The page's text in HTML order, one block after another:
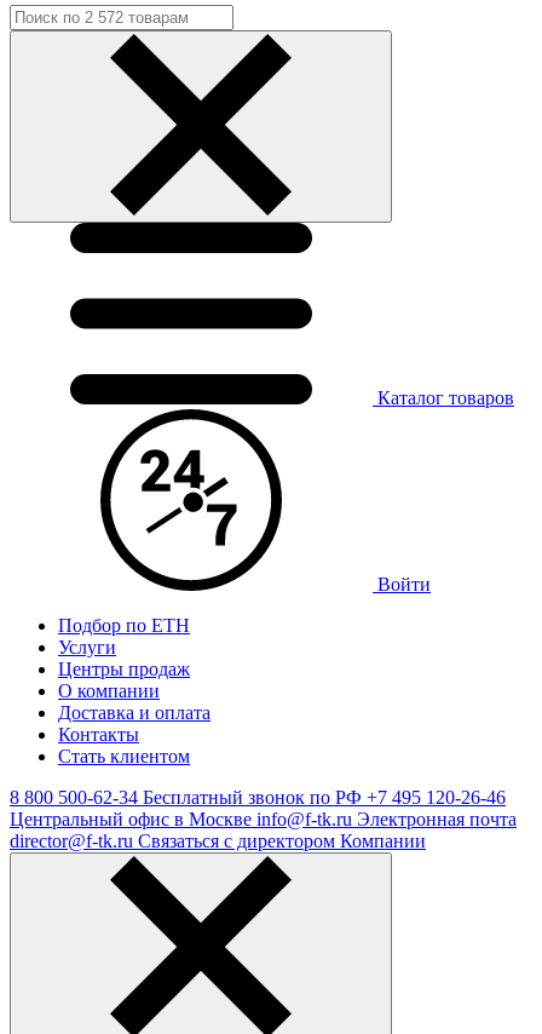
Каталог товаров
Войти
Подбор по ЕТН
Услуги
Центры продаж
О компании
Доставка и оплата
Контакты
Стать клиентом
8 800 500-62-34 Бесплатный звонок по РФ +7 495 120-26-46
Центральный офис в Москве info@f-tk.ru Электронная почта
director@f-tk.ru Связаться с директором Компании